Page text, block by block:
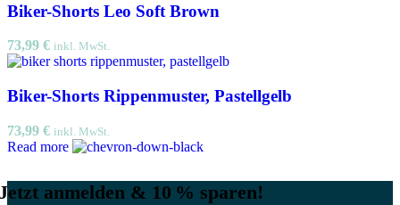
Biker-Shorts Leo Soft Brown
73,99 € inkl. MwSt.
Biker-Shorts Rippenmuster, Pastellgelb
73,99 € inkl. MwSt.
Read more
anmelden & 10 % sparen!